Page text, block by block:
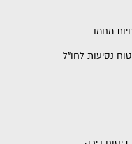
מחמד
נסיעות לחו"ל